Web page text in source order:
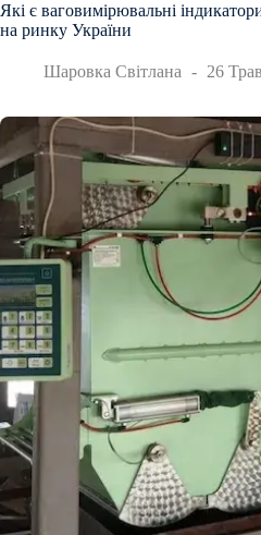
Які є ваговимірювальні
на ринку України
Шаровка Світлана 26